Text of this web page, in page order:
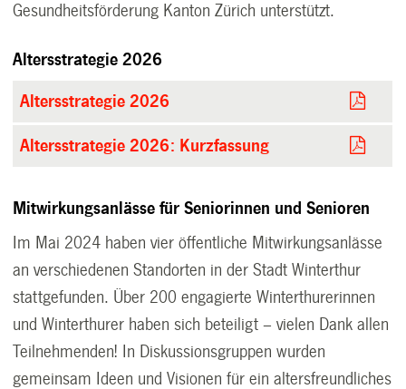
Gesundheitsförderung Kanton Zürich unterstützt.
Altersstrategie 2026
Altersstrategie 2026
Altersstrategie 2026: Kurzfassung
Mitwirkungsanlässe für Seniorinnen und Senioren
Im Mai 2024 haben vier öffentliche Mitwirkungsanlässe
an verschiedenen Standorten in der Stadt Winterthur
stattgefunden. Über 200 engagierte Winterthurerinnen
und Winterthurer haben sich beteiligt – vielen Dank allen
Teilnehmenden! In Diskussionsgruppen wurden
gemeinsam Ideen und Visionen für ein altersfreundliches